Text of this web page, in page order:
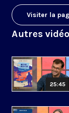
Visiter la
Autres
25:45